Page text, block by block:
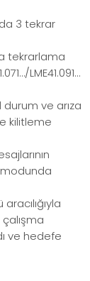
3 tekrar
tekrarlama
LME41.091…
durum ve arıza
kilitleme
modunda
ve hedefe